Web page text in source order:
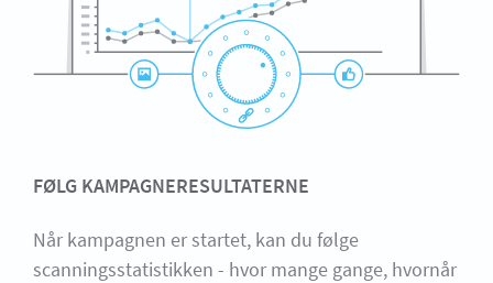
FØLG KAMPAGNERESULTATERNE
Når kampagnen er startet, kan du følge
scanningsstatistikken - hvor mange gange, hvornår